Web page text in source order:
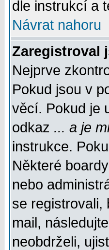
dle instrukcí a
Návrat nahoru
Zaregistroval
Nejprve
Pokud jsou v
věcí. Pokud je
odkaz ... a je
instrukce.
Některé
nebo
se registrovali,
mail,
neobdrželi,